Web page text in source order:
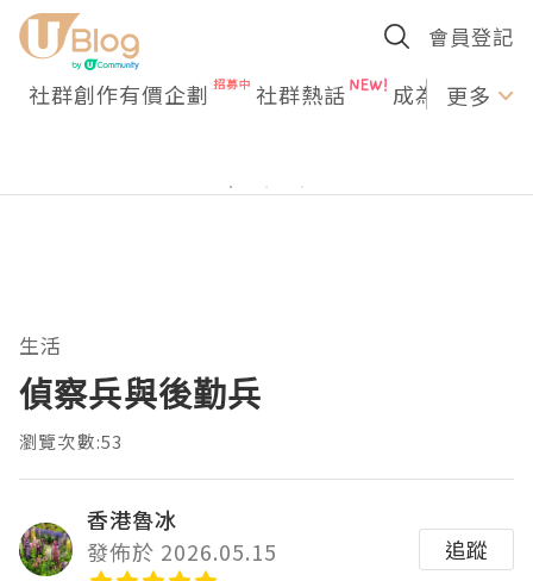
會員登記
社群創作有價企劃 社群熱話 成為U更多
生活
偵察兵與後勤兵
瀏覽次數:53
香港魯冰
發佈於 2026.05.15
追蹤